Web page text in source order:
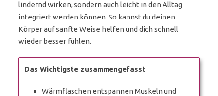
lindernd wirken, sondern auch leicht in den Alltag
integriert werden können. So kannst du deinen
Körper auf sanfte Weise helfen und dich schnell
wieder besser fühlen.
Das Wichtigste zusammengefasst
Wärmflaschen entspannen Muskeln und